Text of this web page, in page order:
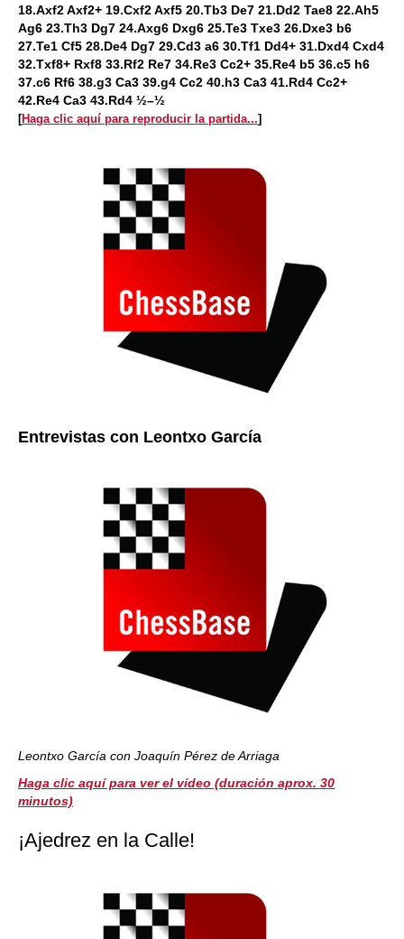
18.Axf2 Axf2+ 19.Cxf2 Axf5 20.Tb3 De7 21.Dd2 Tae8 22.Ah5
Ag6 23.Th3 Dg7 24.Axg6 Dxg6 25.Te3 Txe3 26.Dxe3 b6
27.Te1 Cf5 28.De4 Dg7 29.Cd3 a6 30.Tf1 Dd4+ 31.Dxd4 Cxd4
32.Txf8+ Rxf8 33.Rf2 Re7 34.Re3 Cc2+ 35.Re4 b5 36.c5 h6
37.c6 Rf6 38.g3 Ca3 39.g4 Cc2 40.h3 Ca3 41.Rd4 Cc2+
42.Re4 Ca3 43.Rd4 ½–½
[Haga clic aquí para reproducir la partida...]
Entrevistas con Leontxo García
Leontxo García con Joaquín Pérez de Arriaga
Haga clic aquí para ver el vídeo (duración aprox. 30
minutos)
¡Ajedrez en la Calle!